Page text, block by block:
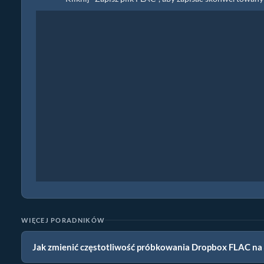
WIĘCEJ PORADNIKÓW
Jak zmienić częstotliwość próbkowania Dropbox FLAC na